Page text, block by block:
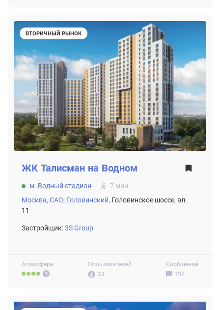
ВТОРИЧНЫЙ РЫНОК
Атмосфера
Пользователей
23
Сообщений
197
ЖК Талисман на Водном
м. Водный стадион
7 мин.
Москва, САО, Головинский, Головинское шоссе, вл.
11
Застройщик:3S Group